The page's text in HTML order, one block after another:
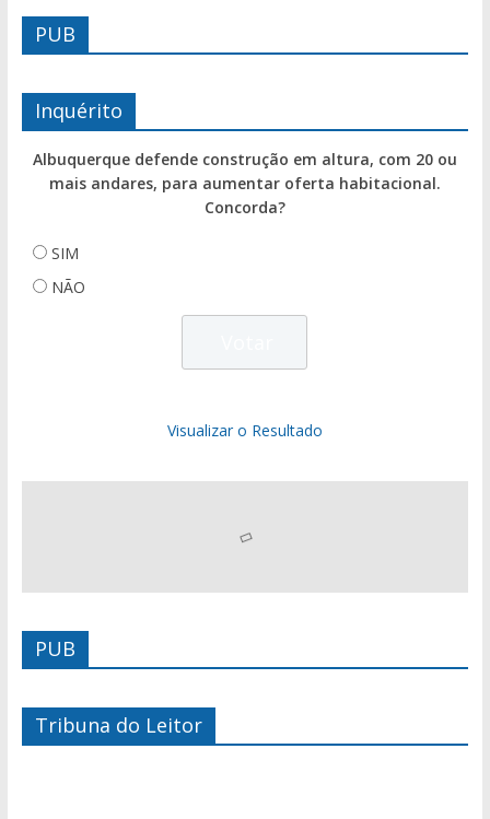
PUB
Inquérito
Albuquerque defende construção em altura, com 20 ou
mais andares, para aumentar oferta habitacional.
Concorda?
SIM
NÃO
Visualizar o Resultado
PUB
Tribuna do Leitor